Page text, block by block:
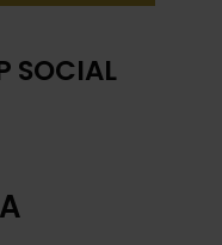
SOCIAL